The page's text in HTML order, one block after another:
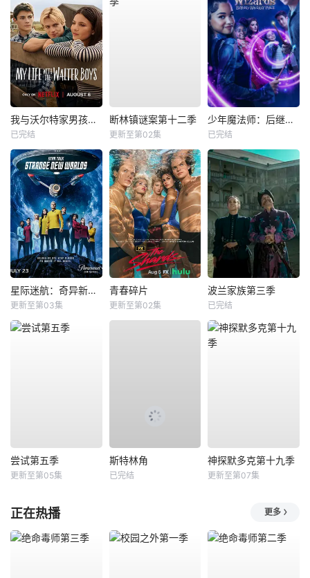
我与沃尔特家男孩的生活第三季
已完结
断林镇谜案第十二季
更新至第02集
少年魔法师：后继者第三季
已完结
星际迷航：奇异新世界第四季
更新至第03集
青春碎片
更新至第02集
波兰家族第三季
已完结
尝试第五季
更新至第05集
斯特林角
已完结
神探默多克第十九季
更新至第07集
正在热播 更多